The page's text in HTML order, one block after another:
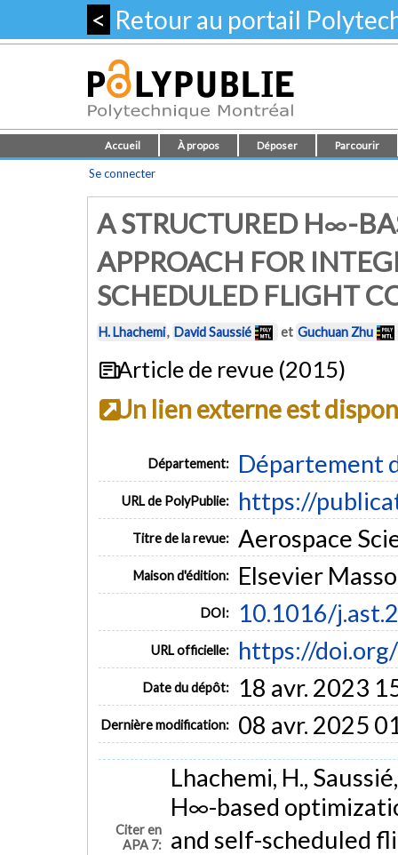
< Retour au portail
Accueil À propos Déposer Parcourir
Se connecter
A STRUCTURED H∞-
APPROACH FOR
SCHEDULED FLIGHT
H. Lhachemi, David Saussié et Guchuan Zhu
Article de revue (2015)
Un lien externe est
Département: Département
URL de PolyPublie: https://
Titre de la revue: Aerospace
Maison d'édition: Elsevier
DOI: 10.1016/
URL officielle: https://
Date du dépôt: 18 avr. 2023
Dernière modification: 08 avr. 2025
Citer en
APA 7:
Lhachemi, H.,
H∞-based
and self-scheduled